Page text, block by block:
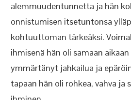
alemmuudentunnetta ja hän
onnistumisen itsetuntonsa
kohtuuttoman tärkeäksi.
ihmisenä hän oli samaan
ymmärtänyt jahkailua ja
tapaan hän oli rohkea, vahva ja